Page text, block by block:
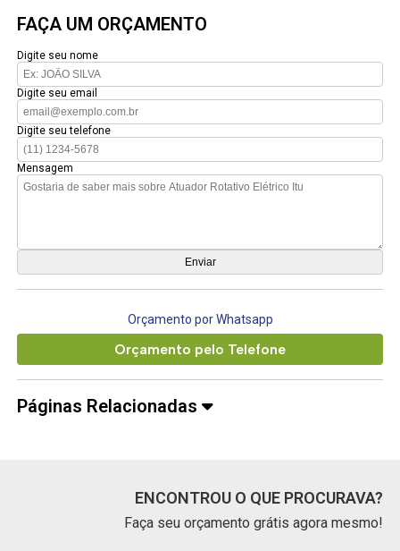
FAÇA UM ORÇAMENTO
Digite seu nome
Digite seu email
Digite seu telefone
Mensagem
Orçamento por Whatsapp
Orçamento pelo Telefone
Páginas Relacionadas
ENCONTROU O QUE PROCURAVA?
Faça seu orçamento grátis agora mesmo!